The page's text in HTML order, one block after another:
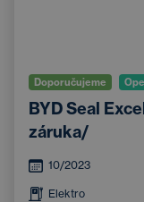
Doporučujeme
BYD Seal
záruka/
10/2023
Elektro